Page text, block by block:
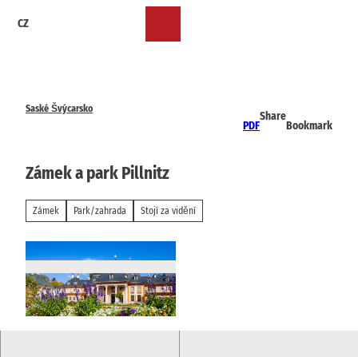
CZ
Saské Švýcarsko
PDF
Share
Bookmark
Zámek a park Pillnitz
Zámek Park/zahrada Stojí za vidění